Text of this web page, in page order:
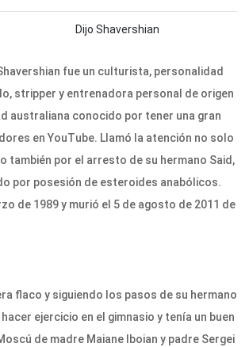
Dijo Shavershian
fue un culturista, personalidad
stripper y entrenadora personal de origen
australiana conocido por tener una gran
en YouTube. Llamó la atención no solo
también por el arresto de su hermano Said,
por posesión de esteroides anabólicos.
de 1989 y murió el 5 de agosto de 2011 de
flaco y siguiendo los pasos de su hermano
ejercicio en el gimnasio y tenía un buen
de madre Maiane Iboian y padre Sergei